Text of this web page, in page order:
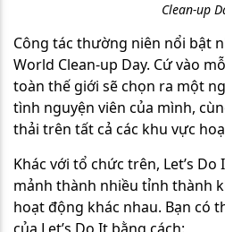
Clean-up
Công tác thường niên nổi bật
World Clean-up Day. Cứ vào
toàn thế giới sẽ chọn ra một
tình nguyện viên của mình,
thải trên tất cả các khu vực
Khác với tổ chức trên, Let’s
mảnh thành nhiều tỉnh thành
hoạt động khác nhau. Bạn có